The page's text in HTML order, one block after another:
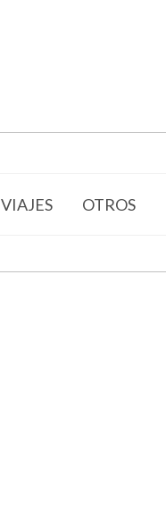
VIAJES OTROS